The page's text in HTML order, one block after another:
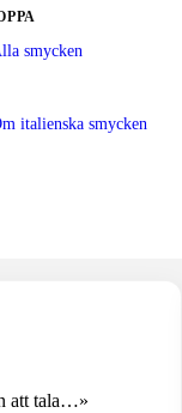
smycken
italienska smycken
att tala…»